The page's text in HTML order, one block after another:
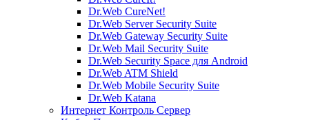
Dr.Web CureNet!
Dr.Web Server Security Suite
Dr.Web Gateway Security Suite
Dr.Web Mail Security Suite
Dr.Web Security Space для Android
Dr.Web ATM Shield
Dr.Web Mobile Security Suite
Dr.Web Katana
Интернет Контроль Сервер